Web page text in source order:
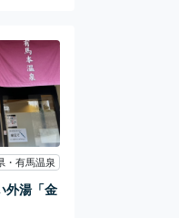
ンナップ
も。 土
ドモーニ
はこじ
ムであた
す。 テ
もある
立ち寄る
・有馬温泉
外湯「金